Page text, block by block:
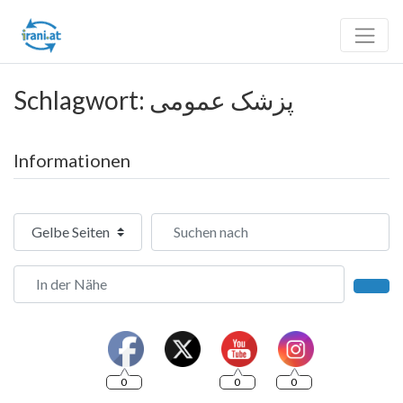
Schlagwort: پزشک عمومی
Informationen
Suchtyp auswählen Suchen nach
In der Nähe
0 0 0